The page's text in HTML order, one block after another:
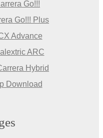
Go!!!
Go!!! Plus
Advance
ARC
Hybrid
Download